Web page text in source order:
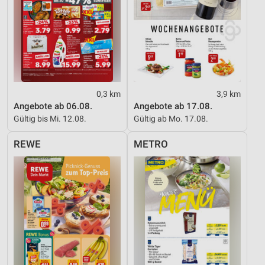
0,3 km
Angebote ab 06.08.
Gültig bis Mi. 12.08.
3,9 km
Angebote ab 17.08.
Gültig ab Mo. 17.08.
REWE METRO